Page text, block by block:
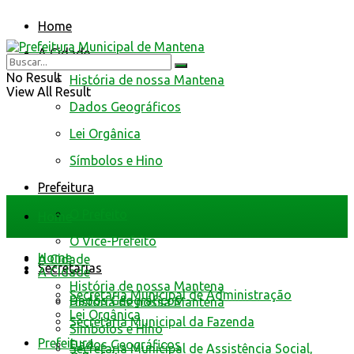
Home
A Cidade
História de nossa Mantena
Dados Geográficos
Lei Orgânica
Símbolos e Hino
Prefeitura
O Vice-Prefeito
Secretarias
Secretaria Municipal de Administração
Secretaria Municipal da Fazenda
Secretaria Municipal de Assistência Social,
No Result
View All Result
Home
A Cidade
História de nossa Mantena
Dados Geográficos
Home
A Cidade
História de nossa Mantena
Dados Geográficos
Lei Orgânica
Símbolos e Hino
Prefeitura